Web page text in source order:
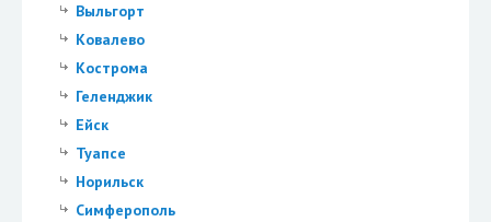
Выльгорт
Ковалево
Кострома
Геленджик
Ейск
Туапсе
Норильск
Симферополь